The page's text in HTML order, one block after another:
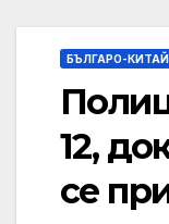
БЪЛГАРО-
12,
се